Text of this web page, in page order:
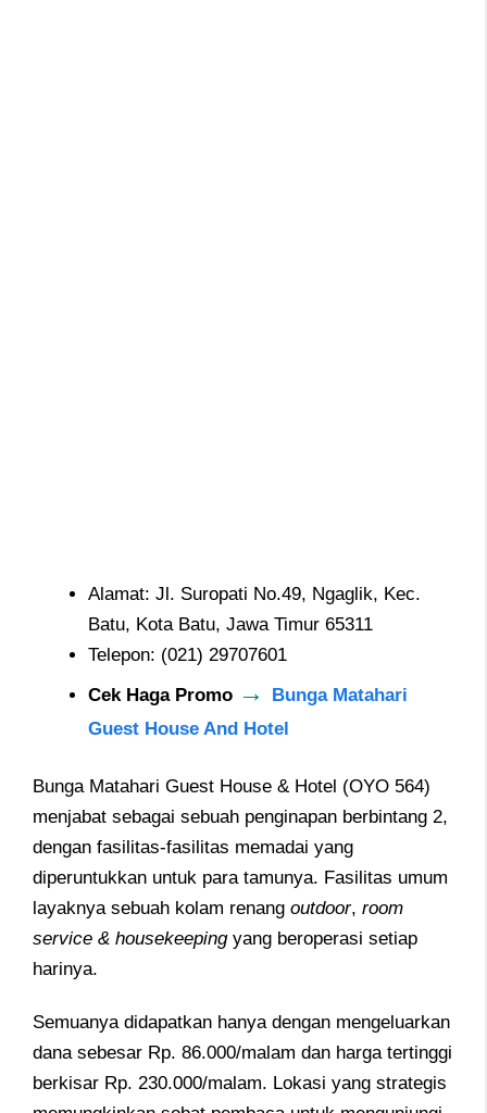
Alamat: Jl. Suropati No.49, Ngaglik, Kec.
Batu, Kota Batu, Jawa Timur 65311
Telepon: (021) 29707601
Cek Haga Promo →
Bunga Matahari
Guest House And Hotel
Bunga Matahari Guest House & Hotel (OYO 564)
menjabat sebagai sebuah penginapan berbintang 2,
dengan fasilitas-fasilitas memadai yang
diperuntukkan untuk para tamunya. Fasilitas umum
layaknya sebuah kolam renang outdoor, room
service & housekeepingyang beroperasi setiap
harinya.
Semuanya didapatkan hanya dengan mengeluarkan
dana sebesar Rp. 86.000/malam dan harga tertinggi
berkisar Rp. 230.000/malam. Lokasi yang strategis